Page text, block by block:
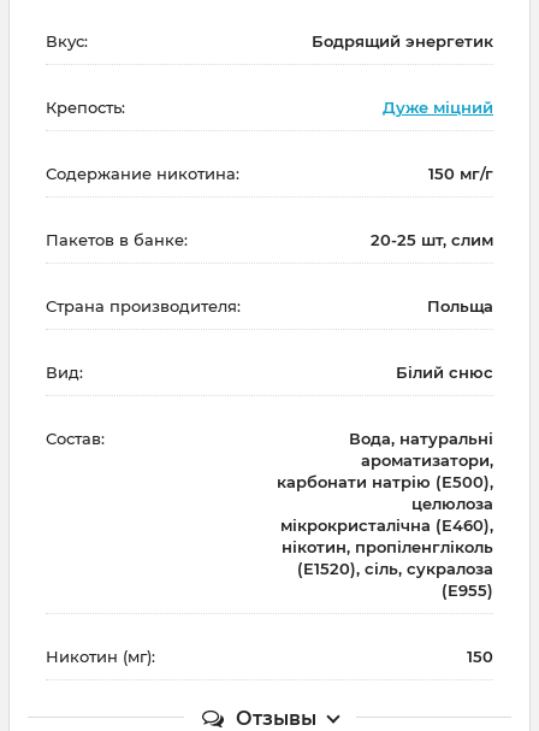
Вкус: Бодрящий энергетик
Крепость: Дуже міцний
Содержание никотина: 150 мг/г
Пакетов в банке: 20-25 шт, слим
Страна производителя: Польща
Вид: Білий снюс
Состав:
Вода, натуральні
ароматизатори,
карбонати натрію (E500),
целюлоза
мікрокристалічна (E460),
нікотин, пропіленгліколь
(E1520), сіль, сукралоза
(E955)
Никотин (мг): 150
Отзывы